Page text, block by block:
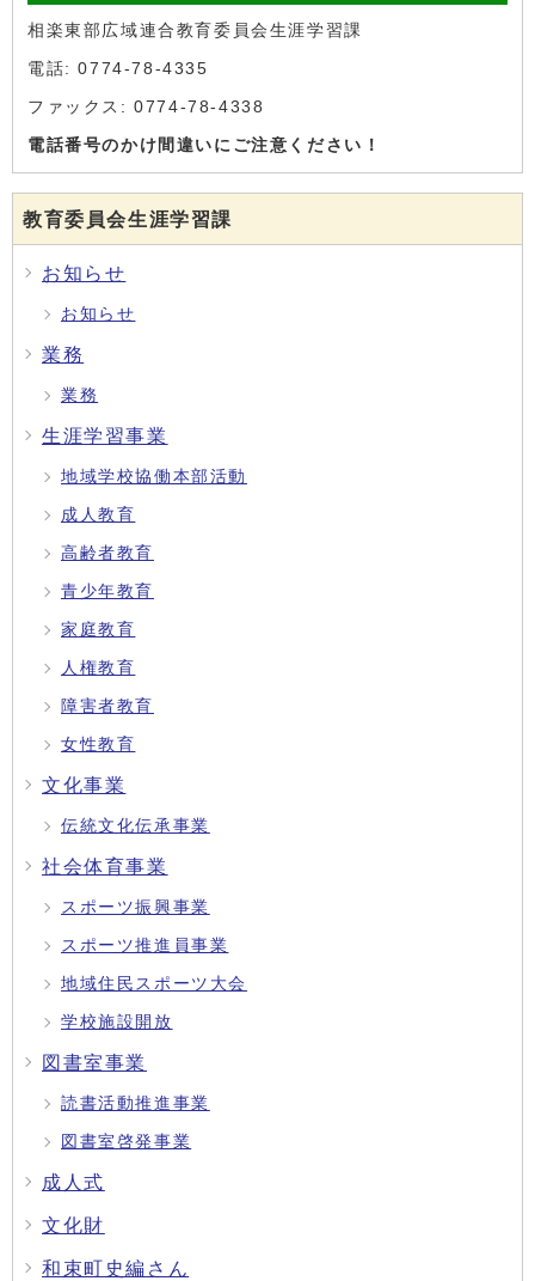
相楽東部広域連合教育委員会生涯学習課
電話: 0774-78-4335
ファックス: 0774-78-4338
電話番号のかけ間違いにご注意ください！
教育委員会生涯学習課
お知らせ
お知らせ
業務
業務
生涯学習事業
地域学校協働本部活動
成人教育
高齢者教育
青少年教育
家庭教育
人権教育
障害者教育
女性教育
文化事業
伝統文化伝承事業
社会体育事業
スポーツ振興事業
スポーツ推進員事業
地域住民スポーツ大会
学校施設開放
図書室事業
読書活動推進事業
図書室啓発事業
成人式
文化財
和束町史編さん